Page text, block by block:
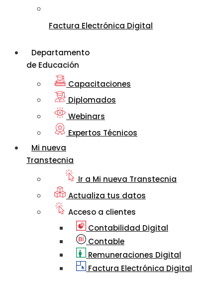
Factura Electrónica Digital
Departamento
de Educación
Capacitaciones
Diplomados
Webinars
Expertos Técnicos
Mi nueva
Transtecnia
Ir a Mi nueva Transtecnia
Actualiza tus datos
Acceso a clientes
Contabilidad Digital
Contable
Remuneraciones Digital
Factura Electrónica Digital